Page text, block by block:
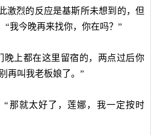
烈的反应是基斯所未想到的，但
“我今晚再来找你，你在吗？”
上都在这里留宿的，两点过后你
再叫我老板娘了。”
就太好了，莲娜，我一定按时